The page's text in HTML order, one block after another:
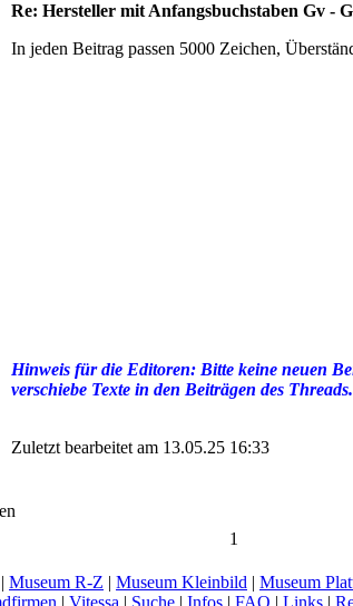
Re: Hersteller mit Anfangsbuchstaben Gv -
In jeden Beitrag passen 5000 Zeichen,
Hinweis für die Editoren: Bitte keine neuen
verschiebe Texte in den Beiträgen des
Zuletzt bearbeitet am 13.05.25 16:33
1
| Museum R-Z | Museum Kleinbild | Museum
| Vitessa | Suche | Infos | FAQ | Links |